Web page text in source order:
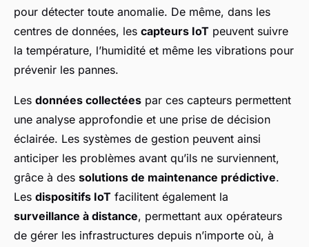
pour détecter toute anomalie. De même, dans les
centres de données, les capteurs IoT peuvent suivre
la température, l’humidité et même les vibrations pour
prévenir les pannes.
Les données collectées par ces capteurs permettent
une analyse approfondie et une prise de décision
éclairée. Les systèmes de gestion peuvent ainsi
anticiper les problèmes avant qu’ils ne surviennent,
grâce à des solutions de maintenance prédictive.
Les dispositifs IoT facilitent également la
surveillance à distance, permettant aux opérateurs
de gérer les infrastructures depuis n’importe où, à